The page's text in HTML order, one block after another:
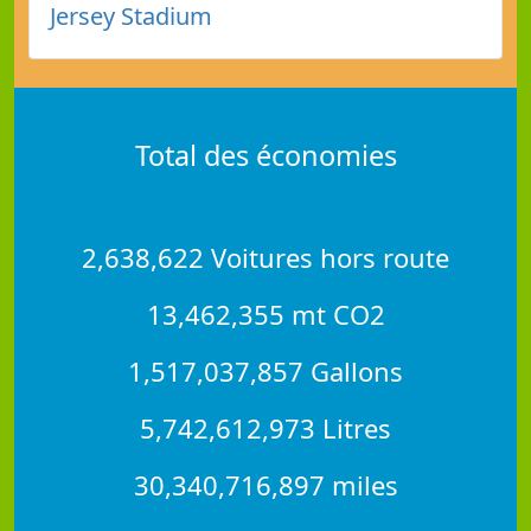
Jersey Stadium
Total des économies
2,638,622 Voitures hors route
13,462,355 mt CO2
1,517,037,857 Gallons
5,742,612,973 Litres
30,340,716,897 miles